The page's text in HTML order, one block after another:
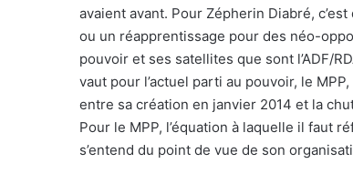
avaient avant. Pour Zépherin Diabré,
ou un réapprentissage pour des néo-
pouvoir et ses satellites que sont l’ADF/
vaut pour l’actuel parti au pouvoir, le
entre sa création en janvier 2014 et la
Pour le MPP, l’équation à laquelle il faut
s’entend du point de vue de son